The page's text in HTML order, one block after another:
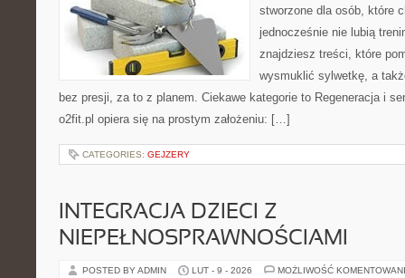
stworzone dla osób, które
jednocześnie nie lubią
znajdziesz treści, które
wysmuklić sylwetkę, a
bez presji, za to z planem. Ciekawe kategorie to Regeneracja i
o2fit.pl opiera się na prostym założeniu: […]
CATEGORIES: GEJZERY
INTEGRACJA DZIECI Z
NIEPEŁNOSPRAWNOŚCIAMI
POSTED BY ADMIN LUT - 9 - 2026 MOŻLIWOŚĆ